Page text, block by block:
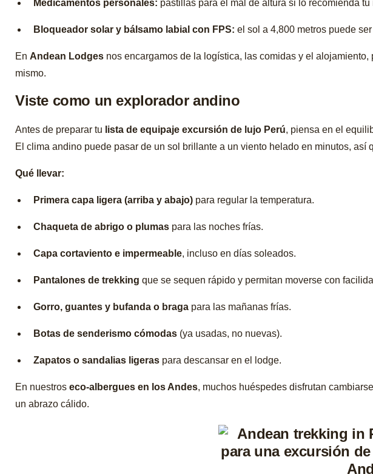
Medicamentos personales: pastillas para el mal de altura si lo recomienda tu
Bloqueador solar y bálsamo labial con FPS: el sol a 4,800 metros puede
En Andean Lodges nos encargamos de la logística, las comidas y el
mismo.
Viste como un explorador andino
Antes de preparar tu lista de equipaje excursión de lujo Perú, piensa en el
El clima andino puede pasar de un sol brillante a un viento helado en minutos, así
Qué llevar:
Primera capa ligera (arriba y abajo) para regular la temperatura.
Chaqueta de abrigo o plumas para las noches frías.
Capa cortaviento e impermeable, incluso en días soleados.
Pantalones de trekking que se sequen rápido y permitan moverse con
Gorro, guantes y bufanda o braga para las mañanas frías.
Botas de senderismo cómodas (ya usadas, no nuevas).
Zapatos o sandalias ligeras para descansar en el lodge.
En nuestros eco-albergues en los Andes, muchos huéspedes disfrutan
un abrazo cálido.